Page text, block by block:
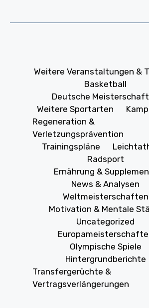
Weitere Veranstaltungen &
Basketball
Deutsche
Weitere Sportarten
Regeneration &
Verletzungsprävention
Trainingspläne
Radsport
Ernährung &
News & Analysen
Weltmeisterschaften
Motivation & Mentale
Uncategorized
Olympische Spiele
Hintergrundberichte
Transfergerüchte &
Vertragsverlängerungen